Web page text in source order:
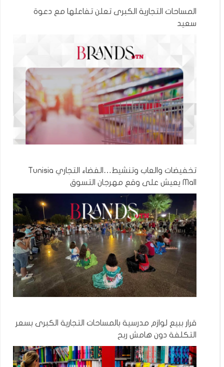
المساحات التجارية الكبرى تعلن تفاعلها مع دعوة
سعيد
تخفيضات والعاب وتنشيط…الفضاء التجاري Tunisia
Mall يعيش على وقع مهرجان التسوق
قرار ببيع لوازم مدرسية بالمساحات التجارية الكبرى بسعر
التكلفة دون هامش ربح